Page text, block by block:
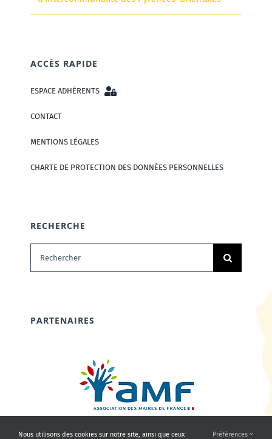
ACCÈS RAPIDE
ESPACE ADHÉRENTS
CONTACT
MENTIONS LÉGALES
CHARTE DE PROTECTION DES DONNÉES PERSONNELLES
RECHERCHE
Rechercher:
PARTENAIRES
Nous utilisons des cookies sur notre site, ainsi que ceux Préférences